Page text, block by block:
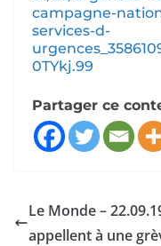
campagne-
services-d-
0TYkj.99
Partager ce
Le Monde –
appellent à une